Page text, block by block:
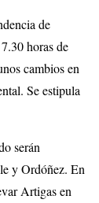
de
horas de
cambios en
Se estipula
serán
y Ordóñez. En
Artigas en